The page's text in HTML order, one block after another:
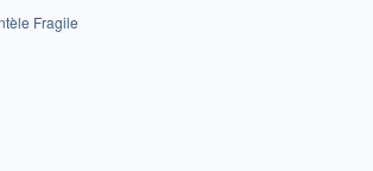
Fragile